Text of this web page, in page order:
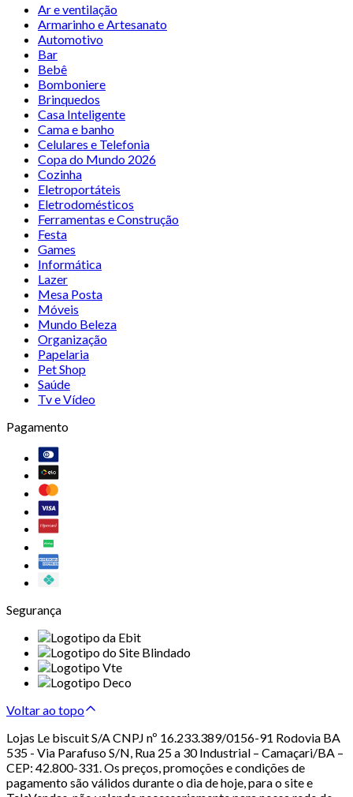
Ar e ventilação
Armarinho e Artesanato
Automotivo
Bar
Bebê
Bomboniere
Brinquedos
Casa Inteligente
Cama e banho
Celulares e Telefonia
Copa do Mundo 2026
Cozinha
Eletroportáteis
Eletrodomésticos
Ferramentas e Construção
Festa
Games
Informática
Lazer
Mesa Posta
Móveis
Mundo Beleza
Organização
Papelaria
Pet Shop
Saúde
Tv e Vídeo
Pagamento
Segurança
Voltar ao topo
Lojas Le biscuit S/A CNPJ nº 16.233.389/0156-91 Rodovia BA
535 - Via Parafuso S/N, Rua 25 a 30 Industrial – Camaçari/BA –
CEP: 42.800-331. Os preços, promoções e condições de
pagamento são válidos durante o dia de hoje, para o site e